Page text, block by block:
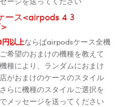
ス<airpods 4 3
以上ならばairpodsケース全機
希望のおまけの機種を教えて
種により、ランダムにおまけ
がおまけのケースのスタイル
らに機種のスタイルご選択を
メッセージを送ってください